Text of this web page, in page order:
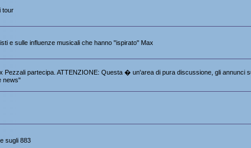
tour
e sulle influenze musicali che hanno "ispirato" Max
Pezzali partecipa. ATTENZIONE: Questa � un'area di pura discussione, gli annunci
news"
sugli 883